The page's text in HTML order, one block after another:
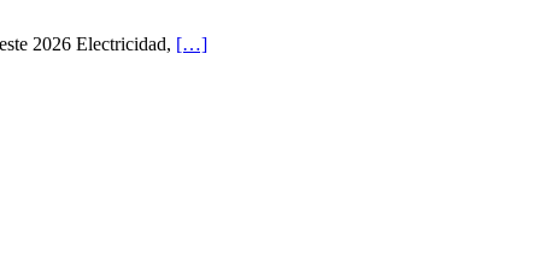
2026 Electricidad, […]